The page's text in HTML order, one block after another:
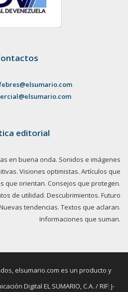
editorial
en buena onda. Sonidos e imágenes
Visiones optimistas. Artículos que
que orientan. Consejos que protegen.
de utilidad. Descubrimientos. Futuro
tendencias. Textos que aclaran.
Informaciones que suman.
elsumario.com es un producto y
Digital EL SUMARIO, C.A. / RIF: J-